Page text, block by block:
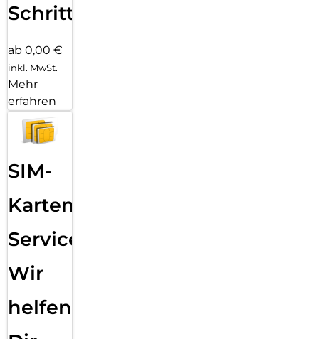
Schritten
ab 0,00 €
inkl. MwSt.
Mehr
erfahren
SIM-
Karten
Service:
Wir
helfen